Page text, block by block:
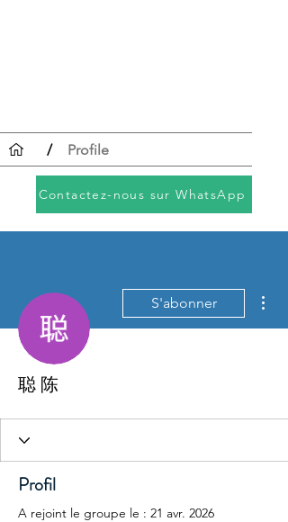
Contactez-nous sur WhatsApp
/ Profile
S'abonner
聪 陈
Profil
A rejoint le groupe le : 21 avr. 2026